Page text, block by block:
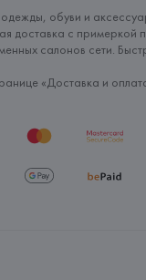
обуви и
доставка с примеркой
салонов сети.
«Доставка и